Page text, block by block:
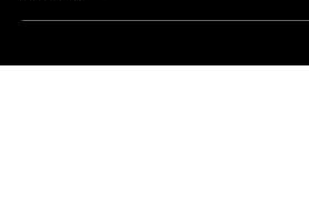
Esportes